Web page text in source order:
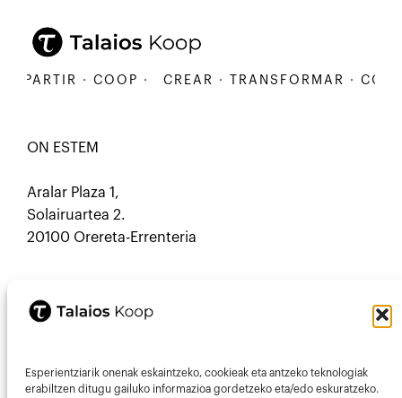
Esperientziarik onenak eskaintzeko, cookieak eta antzeko teknologiak
erabiltzen ditugu gailuko informazioa gordetzeko eta/edo eskuratzeko.
· COOP · CREAR · TRANSFORMAR ·
ON ESTEM
Aralar Plaza 1,
Solairuartea 2.
20100 Orereta-Errenteria
Mastodon Correu electrònic